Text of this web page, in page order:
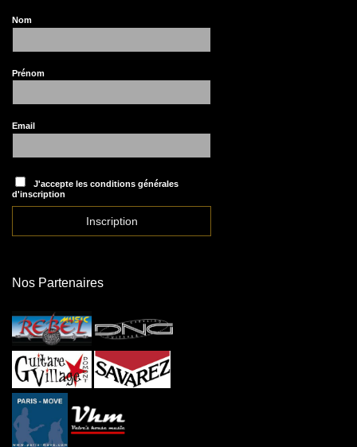
Nom
Prénom
Email
J'accepte les conditions générales
d'inscription
Nos Partenaires